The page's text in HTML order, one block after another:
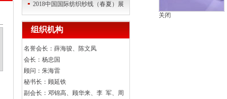
2018中国国际纺织纱线（春夏）展
览的通知
江苏南通召开“2018（第四届）石
墨烯终端应用技术大会”
组织机构
名誉会长：薛海骏、陈文凤
会长：杨忠国
顾问：朱海雷
秘书长：顾延铁
副会长：邓锦高、顾华来、李 军、周
关闭